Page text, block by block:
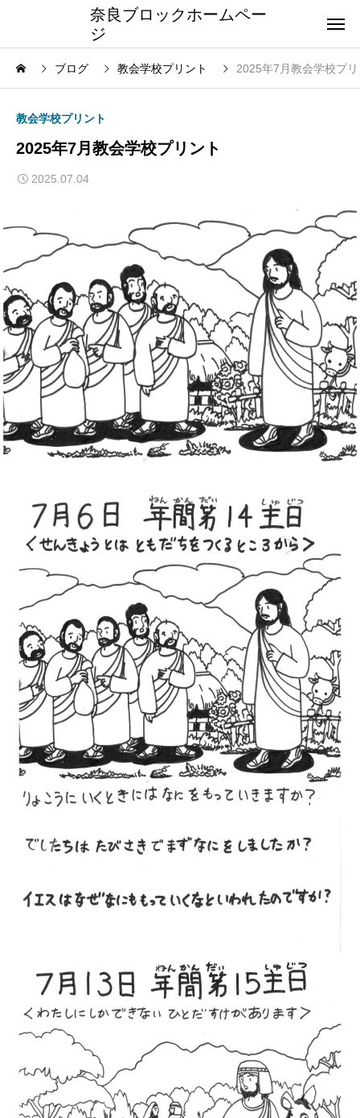
奈良ブロックホームペー
ジ
ブログ 教会学校プリント 2025年7月教会学校プ
教会学校プリント
2025年7月教会学校プリント
2025.07.04